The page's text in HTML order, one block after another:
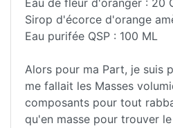
Eau de fleur d'oranger : 20
Sirop d'écorce d'orange
Eau purifée QSP : 100 ML
Alors pour ma Part, je suis
me fallait les Masses
composants pour tout
qu'en masse pour trouver